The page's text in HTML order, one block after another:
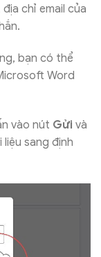
chỉ email của
bạn có thể
Word
vào nút Gửi và
sang định